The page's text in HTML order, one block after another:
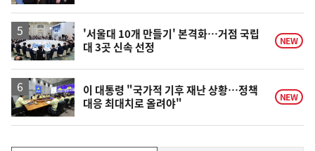
'서울대 10개 만들기' 본격화…거점 국립
대 3곳 신속 선정
NEW
이 대통령 "국가적 기후 재난 상황…정책
대응 최대치로 올려야"
NEW